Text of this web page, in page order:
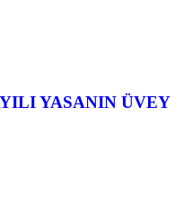
YASANIN ÜVEY